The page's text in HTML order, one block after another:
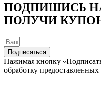
ПОДПИШИСЬ
ПОЛУЧИ
Подписаться
Нажимая кнопку
обработку